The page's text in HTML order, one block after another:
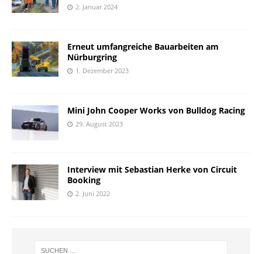
2. Januar 2024
Erneut umfangreiche Bauarbeiten am
Nürburgring
1. Dezember 2023
Mini John Cooper Works von Bulldog Racing
29. August 2023
Interview mit Sebastian Herke von Circuit
Booking
2. Juni 2022